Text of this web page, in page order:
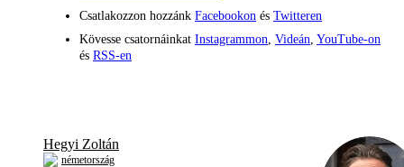
Csatlakozzon hozzánk Facebookon és Twitteren
Kövesse csatornáinkat Instagrammon Videán YouTube-on
és RSS-en
Hegyi Zoltán
németország